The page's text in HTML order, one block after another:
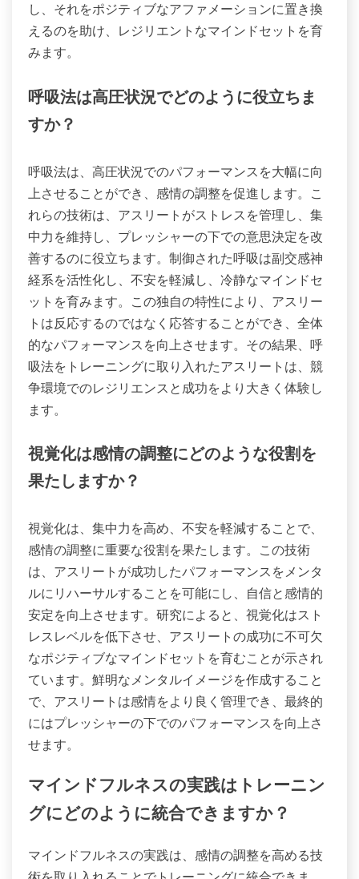
し、それをポジティブなアファメーションに置き換
えるのを助け、レジリエントなマインドセットを育
みます。
呼吸法は高圧状況でどのように役立ちま
すか？
呼吸法は、高圧状況でのパフォーマンスを大幅に向
上させることができ、感情の調整を促進します。こ
れらの技術は、アスリートがストレスを管理し、集
中力を維持し、プレッシャーの下での意思決定を改
善するのに役立ちます。制御された呼吸は副交感神
経系を活性化し、不安を軽減し、冷静なマインドセ
ットを育みます。この独自の特性により、アスリー
トは反応するのではなく応答することができ、全体
的なパフォーマンスを向上させます。その結果、呼
吸法をトレーニングに取り入れたアスリートは、競
争環境でのレジリエンスと成功をより大きく体験し
ます。
視覚化は感情の調整にどのような役割を
果たしますか？
視覚化は、集中力を高め、不安を軽減することで、
感情の調整に重要な役割を果たします。この技術
は、アスリートが成功したパフォーマンスをメンタ
ルにリハーサルすることを可能にし、自信と感情的
安定を向上させます。研究によると、視覚化はスト
レスレベルを低下させ、アスリートの成功に不可欠
なポジティブなマインドセットを育むことが示され
ています。鮮明なメンタルイメージを作成すること
で、アスリートは感情をより良く管理でき、最終的
にはプレッシャーの下でのパフォーマンスを向上さ
せます。
マインドフルネスの実践はトレーニン
グにどのように統合できますか？
マインドフルネスの実践は、感情の調整を高める技